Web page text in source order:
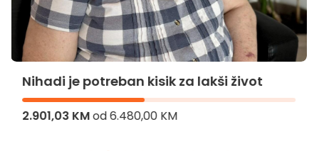
Nihadi je potreban kisik za lakši život
2.901,03 KMod6.480,00 KM